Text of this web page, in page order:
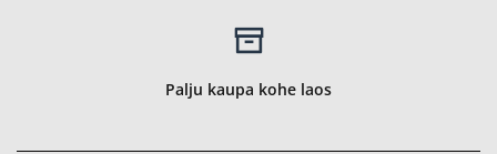
Palju kaupa kohe laos